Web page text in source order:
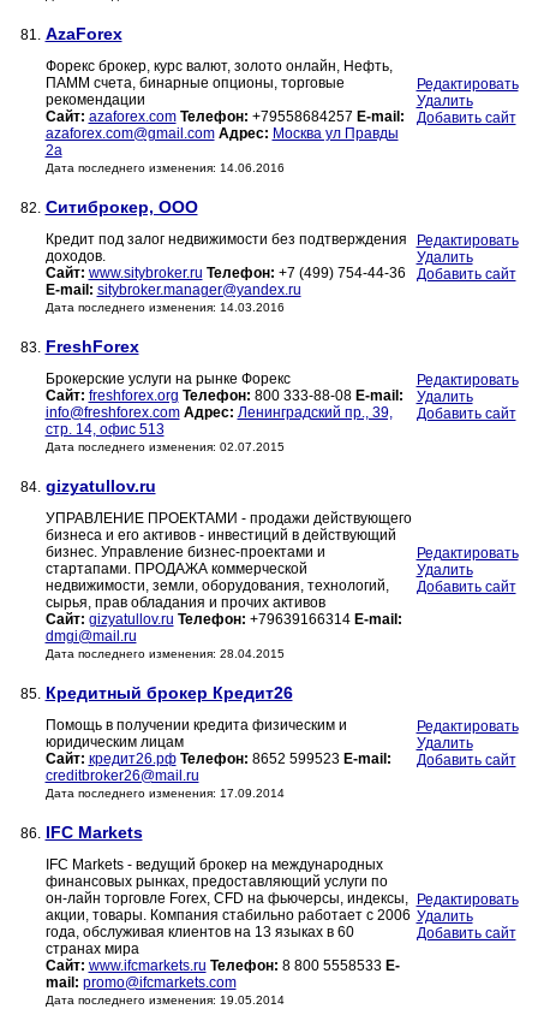
81. AzaForex
Форекс брокер, курс валют, золото онлайн, Нефть,
ПАММ счета, бинарные опционы, торговые
рекомендации
Сайт: azaforex.com Телефон: +79558684257 E-mail:
azaforex.com@gmail.com Адрес: Москва ул Правды
2а
Дата последнего изменения: 14.06.2016
Редактировать
Удалить
Добавить сайт
82. Ситиброкер, ООО
Кредит под залог недвижимости без подтверждения
доходов.
Сайт: www.sitybroker.ru Телефон: +7 (499) 754-44-36
E-mail: sitybroker.manager@yandex.ru
Дата последнего изменения: 14.03.2016
Редактировать
Удалить
Добавить сайт
83. FreshForex
Брокерские услуги на рынке Форекс
Сайт: freshforex.org Телефон: 800 333-88-08 E-mail:
info@freshforex.com Адрес: Ленинградский пр., 39,
стр. 14, офис 513
Дата последнего изменения: 02.07.2015
Редактировать
Удалить
Добавить сайт
84. gizyatullov.ru
УПРАВЛЕНИЕ ПРОЕКТАМИ - продажи действующего
бизнеса и его активов - инвестиций в действующий
бизнес. Управление бизнес-проектами и
стартапами. ПРОДАЖА коммерческой
недвижимости, земли, оборудования, технологий,
сырья, прав обладания и прочих активов
Сайт: gizyatullov.ru Телефон: +79639166314 E-mail:
dmgi@mail.ru
Дата последнего изменения: 28.04.2015
Редактировать
Удалить
Добавить сайт
85. Кредитный брокер Кредит26
Помощь в получении кредита физическим и
юридическим лицам
Сайт: кредит26.рф Телефон: 8652 599523 E-mail:
creditbroker26@mail.ru
Дата последнего изменения: 17.09.2014
Редактировать
Удалить
Добавить сайт
86. IFC Markets
IFC Markets - ведущий брокер на международных
финансовых рынках, предоставляющий услуги по
он-лайн торговле Forex, CFD на фьючерсы, индексы,
акции, товары. Компания стабильно работает с 2006
года, обслуживая клиентов на 13 языках в 60
странах мира
Сайт: www.ifcmarkets.ru Телефон: 8 800 5558533 E-
mail: promo@ifcmarkets.com
Дата последнего изменения: 19.05.2014
Редактировать
Удалить
Добавить сайт